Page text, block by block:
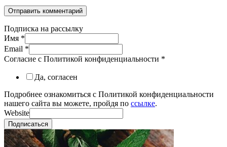
Подписка на рассылку
Имя *
Email *
Согласие с Политикой конфиденциальности *
Да, согласен
Подробнее ознакомиться с Политикой конфиденциальности
нашего сайта вы можете, пройдя по ссылке.
Website
Подписаться